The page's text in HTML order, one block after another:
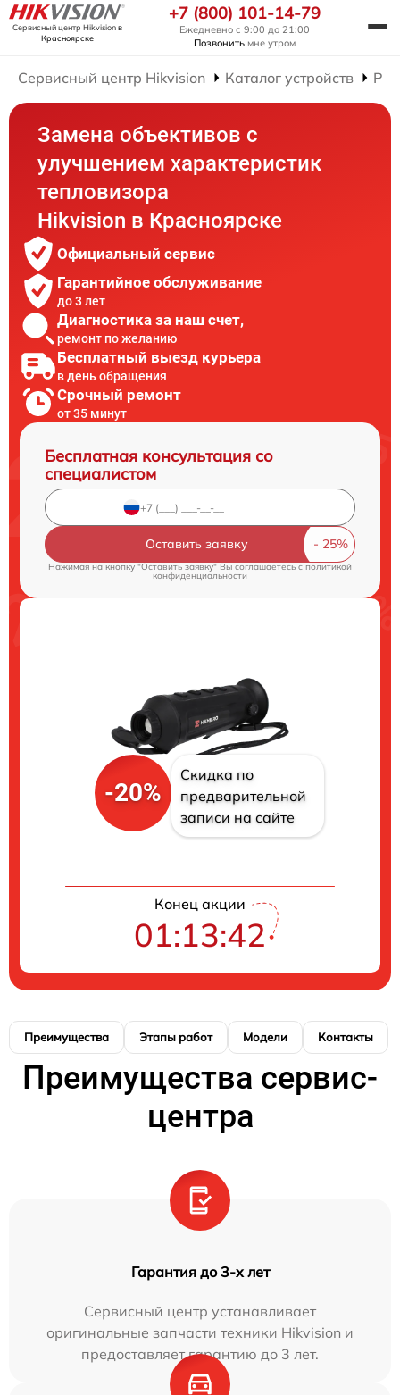
Сервисный центр Hikvisionв
Красноярске
+7 (800) 101-14-79
Ежедневно с 9:00 до 21:00
Позвонить мне утром
Сервисный центр Hikvision Каталог устройств
Замена объективов с
улучшением характеристик
тепловизора
Hikvision в Красноярске
Официальный сервис
Гарантийное обслуживание
до 3 лет
Диагностика за наш счет,
ремонт по желанию
Бесплатный выезд курьера
в день обращения
Срочный ремонт
от 35 минут
Бесплатная консультация со
специалистом
Оставить заявку
Нажимая на кнопку "Оставить заявку" Вы соглашаетесь cполитикой
конфиденциальности
-20%
Скидка по
предварительной
записи на сайте
Конец акции
01:13:41
Преимущества Этапы работ Модели Контакты
Преимущества сервис-
центра
Гарантия до 3-х лет
Сервисный центр устанавливает
оригинальные запчасти техники Hikvision и
предоставляет гарантию до 3 лет.